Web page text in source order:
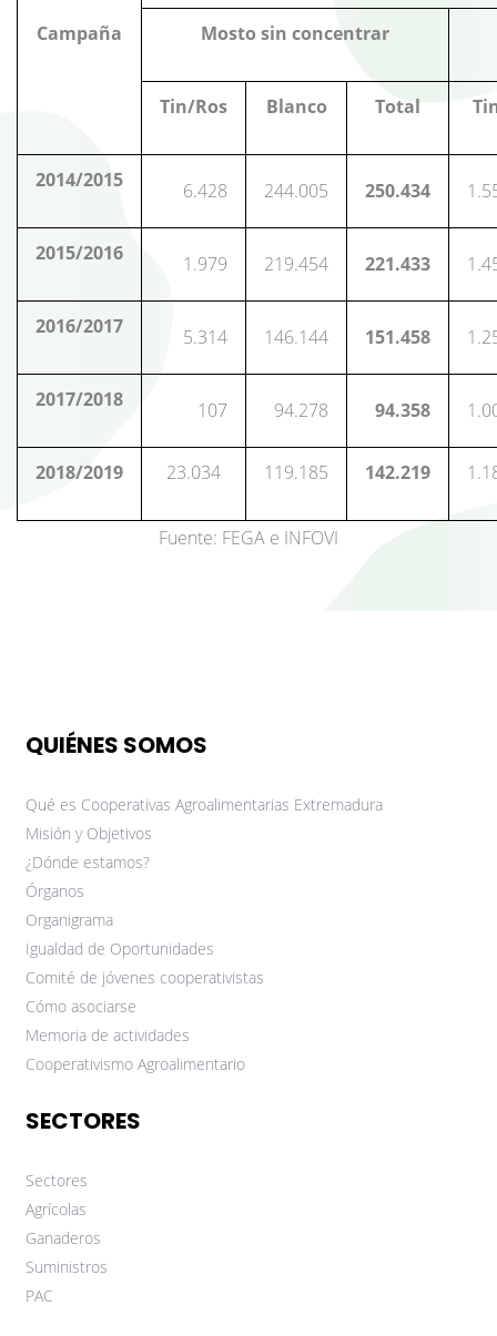
Campaña Mosto sin concentrar
Tin/Ros Blanco Total
2014/2015 6.428 244.005 250.434
2015/2016 1.979 219.454 221.433
2016/2017 5.314 146.144 151.458
2017/2018 107 94.278 94.358
2018/2019 23.034 119.185 142.219
Fuente: FEGA e INFOVI
QUIÉNES SOMOS
Qué es Cooperativas Agroalimentarias Extremadura
Misión y Objetivos
¿Dónde estamos?
Órganos
Organigrama
Igualdad de Oportunidades
Comité de jóvenes cooperativistas
Cómo asociarse
Memoria de actividades
Cooperativismo Agroalimentario
SECTORES
Sectores
Agrícolas
Ganaderos
Suministros
PAC